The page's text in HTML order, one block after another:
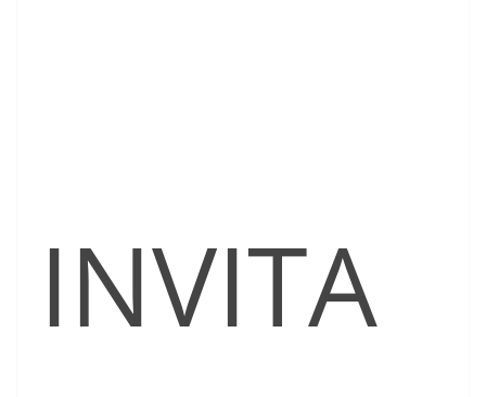
INVITA